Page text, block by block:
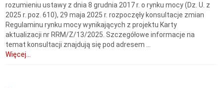
rozumieniu ustawy z dnia 8 grudnia 2017 r. o rynku mocy (Dz. U. z
2025 r. poz. 610), 29 maja 2025 r. rozpoczęły konsultacje zmian
Regulaminu rynku mocy wynikających z projektu Karty
aktualizacji nr RRM/Z/13/2025. Szczegółowe informacje na
temat konsultacji znajdują się pod adresem ...
Więcej...